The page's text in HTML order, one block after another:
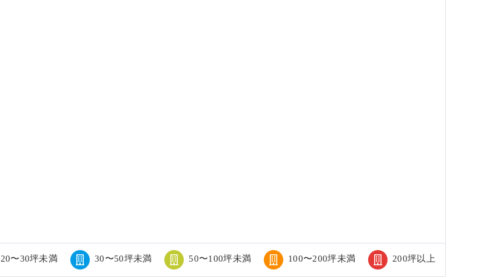
20〜30坪未満 30〜50坪未満 50〜100坪未満 100〜200坪未満 200坪以上